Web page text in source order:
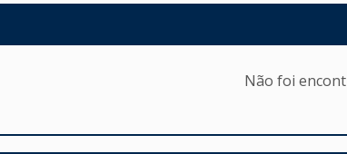
Não foi